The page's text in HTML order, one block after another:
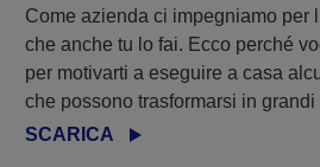
Come azienda ci impegniamo per
che anche tu lo fai. Ecco perché
per motivarti a eseguire a casa
che possono trasformarsi in grandi
SCARICA